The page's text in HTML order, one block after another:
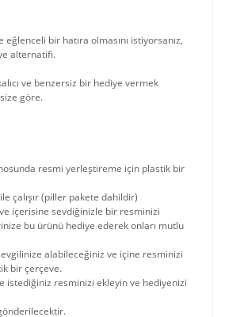
eğlenceli bir hatıra olmasını istiyorsanız,
alternatifi.
ve benzersiz bir hediye vermek
göre.
resmi yerleştireme için plastik bir
çalışır (piller pakete dahildir)
içerisine sevdiğinizle bir resminizi
bu ürünü hediye ederek onları mutlu
alabileceğiniz ve içine resminizi
bir çerçeve.
istediğiniz resminizi ekleyin ve hediyenizi